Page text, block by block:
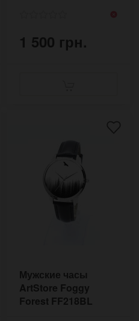
1 500 грн.
Мужские часы
ArtStore Foggy
Forest FF218BL